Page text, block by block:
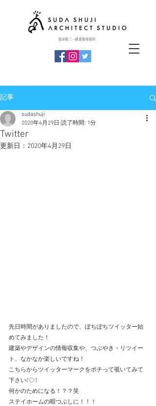
​須田修二一級建築事務所
記事
Twitter
sudashuji
2020年4月29日 読了時間: 1分
更新日： 2020年4月29日
先日時間がありましたので、ぼちぼちツイッター始
めてみました！
建築やデザインの情報収集や、つぶやき・リツイー
ト、なかなか楽しいですね！
こちらからツイッターマークをポチって覗いてみて
下さい(‘◇’)ゞ
何かのためになる！？？笑
ステイホームの暇つぶしに！！！